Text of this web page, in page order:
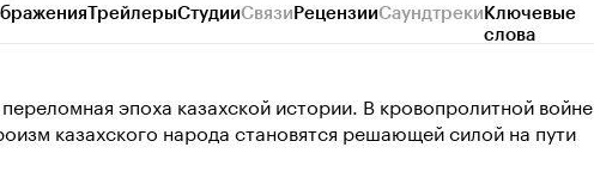
ТрейлерыСтудииСвязиРецензииСаундтрекиКлючевые
слова
эпоха казахской истории. В кровопролитной войне
казахского народа становятся решающей силой на пути